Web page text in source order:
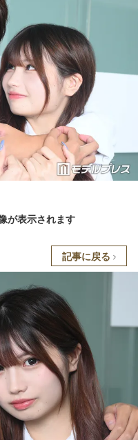
が表示されます
記事に戻る